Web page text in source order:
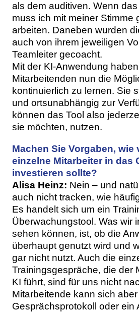
als dem auditiven. Wenn
muss ich mit meiner Stimme
arbeiten. Daneben wurden
auch von ihrem jeweiligen
Teamleiter gecoacht.
Mit der KI-Anwendung
Mitarbeitenden nun die
kontinuierlich zu lernen. Sie
und ortsunabhängig zur
können das Tool also
sie möchten, nutzen.
Machen Sie Vorgaben, wie
einzelne Mitarbeiter in das
investieren sollte?
Alisa Heinz: Nein – und
auch nicht tracken, wie
Es handelt sich um ein
Überwachungstool. Was wir
sehen können, ist, ob die
überhaupt genutzt wird und
gar nicht nutzt. Auch die
Trainingsgespräche, die der
KI führt, sind für uns nicht
Mitarbeitende kann sich
Gesprächsprotokoll oder ein